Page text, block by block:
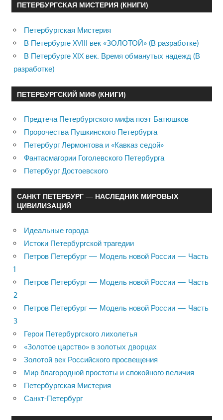
ПЕТЕРБУРГСКАЯ МИСТЕРИЯ (КНИГИ)
Петербургская Мистерия
В Петербурге XVIII век «ЗОЛОТОЙ» (В разработке)
В Петербурге XIX век. Время обманутых надежд (В
разработке)
ПЕТЕРБУРГСКИЙ МИФ (КНИГИ)
Предтеча Петербургского мифа поэт Батюшков
Пророчества Пушкинского Петербурга
Петербург Лермонтова и «Кавказ седой»
Фантасмагории Гоголевского Петербурга
Петербург Достоевского
САНКТ ПЕТЕРБУРГ — НАСЛЕДНИК МИРОВЫХ
ЦИВИЛИЗАЦИЙ
Идеальные города
Истоки Петербургской трагедии
Петров Петербург — Модель новой России — Часть
1
Петров Петербург — Модель новой России — Часть
2
Петров Петербург — Модель новой России — Часть
3
Герои Петербургского лихолетья
«Золотое царство» в золотых дворцах
Золотой век Российского просвещения
Мир благородной простоты и спокойного величия
Петербургская Мистерия
Санкт-Петербург